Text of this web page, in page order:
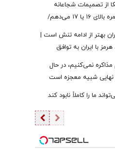
از تصمیمات شجاعانه
پزشکیان بود/ به دولت پزشکیان نمره بالای ۱۶ یا ۱۷ می‌دهم/
جلیلی رئیس‌جمهور
بهتر از ادامه تنش است |
با ایران به توافق
شده‌اند
نمی‌کنیم، در حال
شبیه معجزه است
ما را کاملاً نابود کند